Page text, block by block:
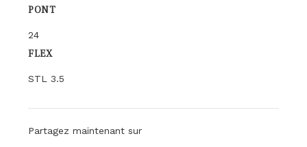
PONT
24
FLEX
STL 3.5
Partagez maintenant sur